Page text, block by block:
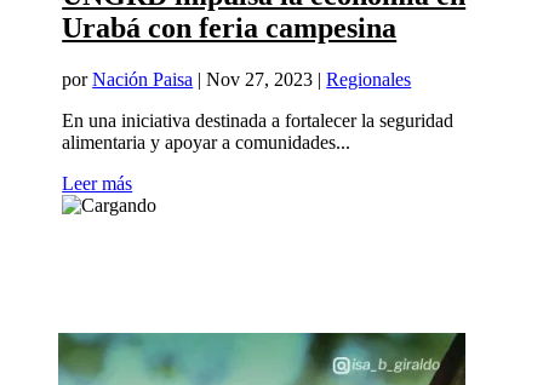
Urabá con feria campesina
porNación Paisa |Nov 27, 2023 |Regionales
En una iniciativa destinada a fortalecer la seguridad
alimentaria y apoyar a comunidades...
Leer más